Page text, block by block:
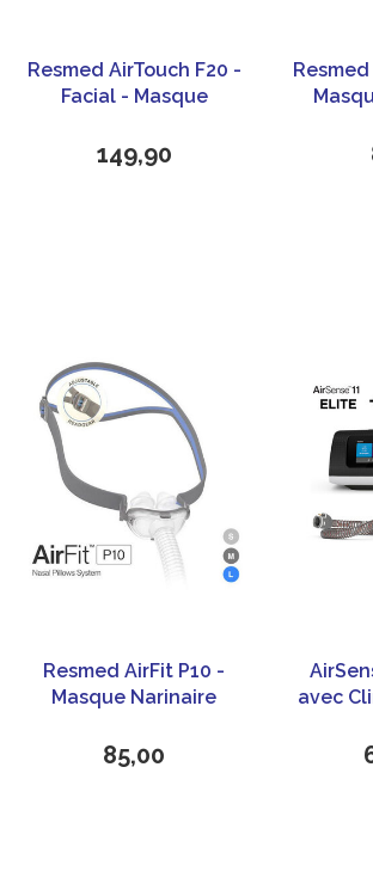
Resmed AirTouch F20 -
Facial - Masque
149,90
Resmed AirFit P10 -
Masque Narinaire
85,00
avec